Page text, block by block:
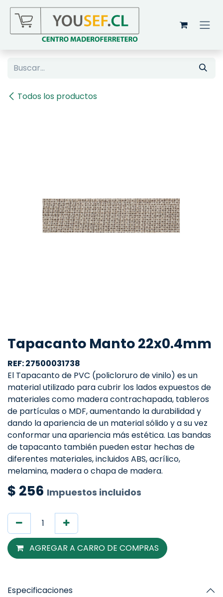
Ir al contenido
Todos los productos
Tapacanto Manto 22x0.4mm
REF: 27500031738
El Tapacanto de PVC (policloruro de vinilo) es un
material utilizado para cubrir los lados expuestos de
materiales como madera contrachapada, tableros
de partículas o MDF, aumentando la durabilidad y
dando la apariencia de un material sólido y a su vez
conformar una apariencia más estética. Las bandas
de tapacanto también pueden estar hechas de
diferentes materiales, incluidos ABS, acrílico,
melamina, madera o chapa de madera.
$ 256 Impuestos incluidos
AGREGAR A CARRO DE COMPRAS
Especificaciones